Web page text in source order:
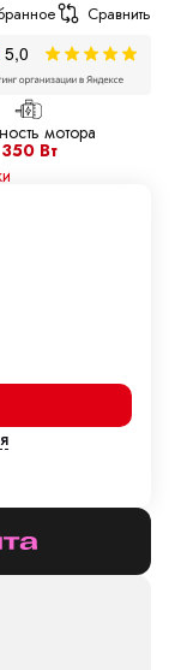
Сравнить
мотора
350 Вт